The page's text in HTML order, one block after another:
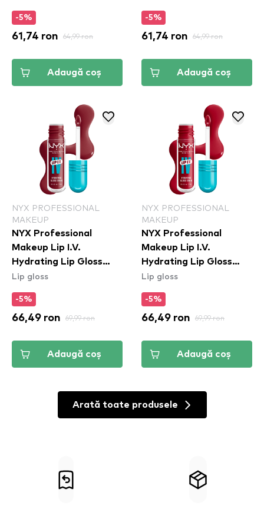
-5%
61,74 ron 64,99 ron
Adaugă coș
-5%
61,74 ron 64,99 ron
Adaugă coș
NYX PROFESSIONAL
MAKEUP
NYX Professional
Makeup Lip I.V.
Hydrating Lip Gloss
Stain - 09 Blush Rush
Lip gloss
-5%
66,49 ron 69,99 ron
Adaugă coș
NYX PROFESSIONAL
MAKEUP
NYX Professional
Makeup Lip I.V.
Hydrating Lip Gloss
Stain - 11 Red-y Set
Lip gloss
-5%
66,49 ron 69,99 ron
Adaugă coș
Arată toate produsele